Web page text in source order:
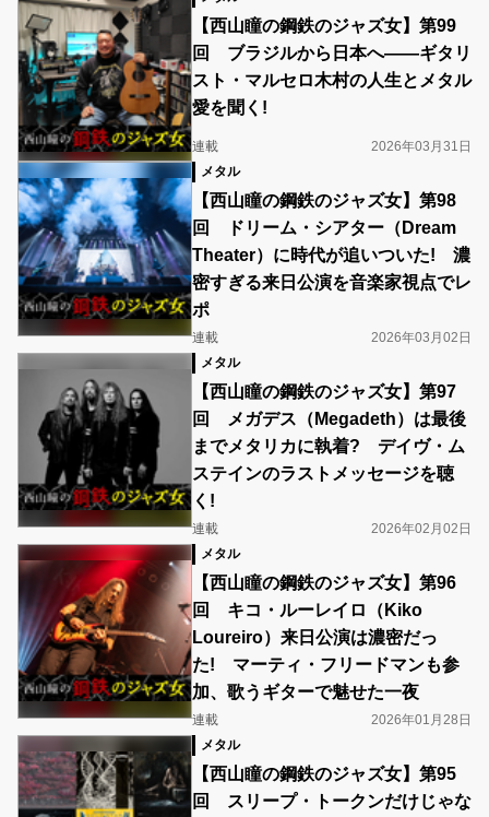
【西山瞳の鋼鉄のジャズ女】第99
回 ブラジルから日本へ――ギタリ
スト・マルセロ木村の人生とメタル
愛を聞く!
連載
2026年03月31日
メタル
【西山瞳の鋼鉄のジャズ女】第98
回 ドリーム・シアター（Dream
Theater）に時代が追いついた! 濃
密すぎる来日公演を音楽家視点でレ
ポ
連載
2026年03月02日
メタル
【西山瞳の鋼鉄のジャズ女】第97
回 メガデス（Megadeth）は最後
までメタリカに執着? デイヴ・ム
ステインのラストメッセージを聴
く!
連載
2026年02月02日
メタル
【西山瞳の鋼鉄のジャズ女】第96
回 キコ・ルーレイロ（Kiko
Loureiro）来日公演は濃密だっ
た! マーティ・フリードマンも参
加、歌うギターで魅せた一夜
連載
2026年01月28日
メタル
【西山瞳の鋼鉄のジャズ女】第95
回 スリープ・トークンだけじゃな